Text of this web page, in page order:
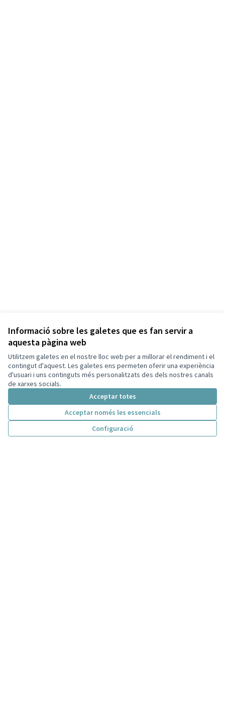
Informació sobre les galetes que es fan servir a
aquesta pàgina web
Utilitzem galetes en el nostre lloc web per a millorar el rendiment i el
contingut d'aquest. Les galetes ens permeten oferir una experiència
d'usuari i uns continguts més personalitzats des dels nostres canals
de xarxes socials.
Acceptar totes
Acceptar només les essencials
Configuració
Inici Cercar Activitat Entra
Benvinguda a la plataforma participativa Ajuntament de la Pobla de
Mafumet.
Gràcies per ajudar-nos a fer créixer la participació ciutadana!
Benvinguda a Participa Catalunya i t'animem a empoderar la
ciutadania per impulsar una democràcia de qualitat.
Molts ànims i molta empenta!
L'equip del projecte